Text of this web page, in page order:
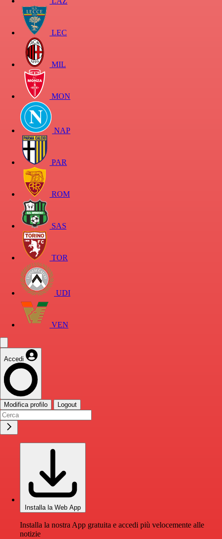
LEC
MIL
MON
NAP
PAR
ROM
SAS
TOR
UDI
VEN
Accedi
Modifica profilo Logout
Installa la Web App
Installa la nostra App gratuita e accedi più velocemente alle
notizie